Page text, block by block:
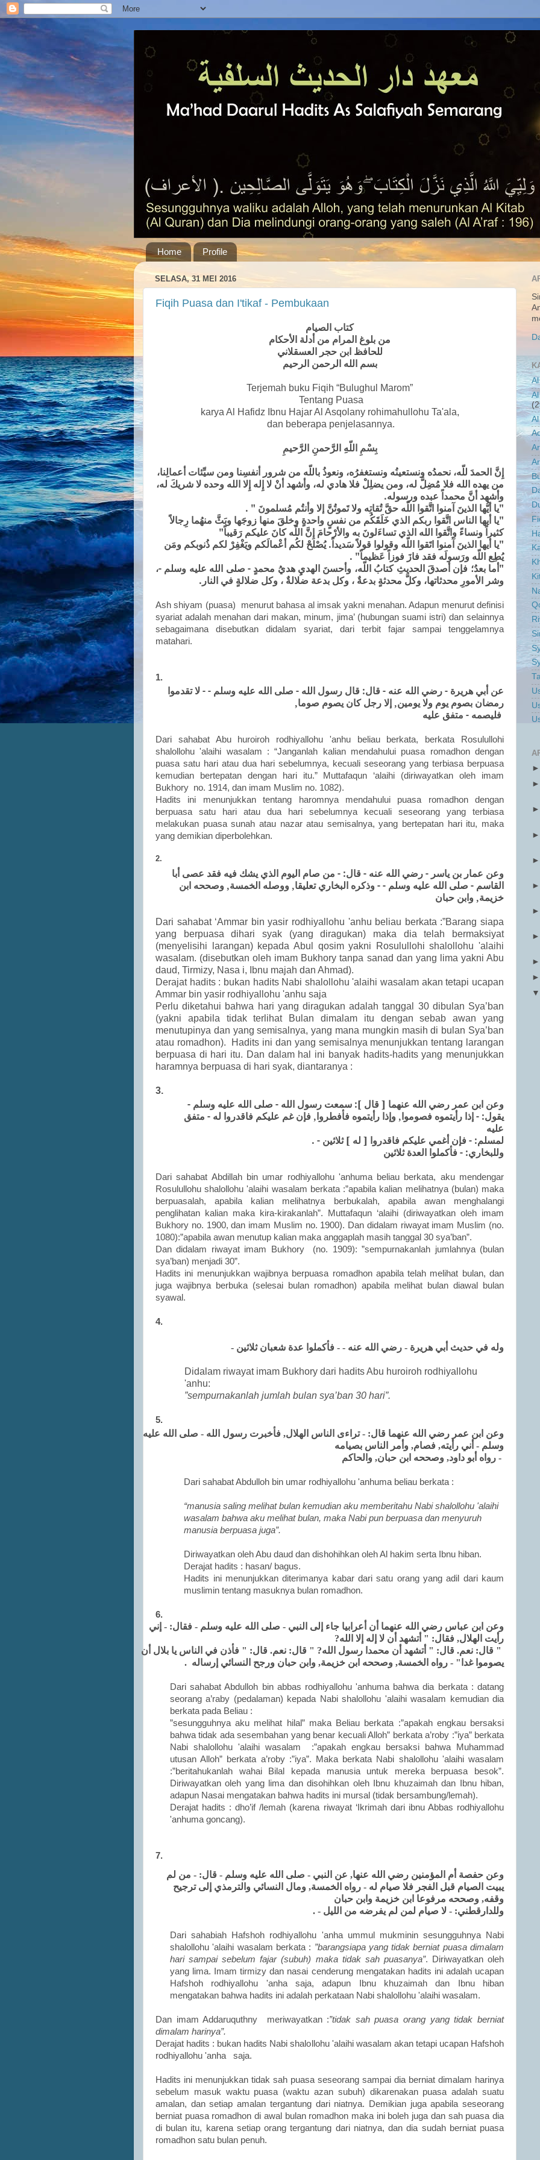
Home Profile
SELASA, 31 MEI 2016
Fiqih Puasa dan I'tikaf - Pembukaan
كتاب الصيام
من بلوغ المرام من أدلة الأحكام
للحافظ ابن حجر العسقلاني
بسم الله الرحمن الرحيم
Terjemah buku Fiqih “Bulughul Marom”
Tentang Puasa
karya Al Hafidz Ibnu Hajar Al Asqolany rohimahullohu Ta'ala,
dan beberapa penjelasannya.
بِسْمِ اللّهِ الرَّحمنِ الرَّحيمِ
إِنَّ الحمدَ للّه، نحمدُه ونستعينُه ونستغفرُه، ونعوذُ باللّه من شرور أنفسِنا ومن سيِّئات أعمالِنا،
من يهده الله فلا مُضِلَّ له، ومن يضلِلْ فلا هادي له، وأشهد أنْ لا إِله إِلا الله وحده لا شريكَ له،
وأشهد أنَّ محمداً عبده ورسوله.
"يا أيُّها الذينَ آمنوا اتَّقوا اللّه حقَّ تُقاتِه ولا تَموتُنَّ إلا وأنتُم مُسلمونَ " .
"يا أيها الناس اتَّقوا ربكم الذي خَلَقَكُم من نفسٍ واحدةٍ وخلقَ منها زوجَها وبَثَّ منهُما رِجالاً
كثيراً ونساءً واتَّقوا الله الذي تساءَلونَ به والأرْحامَ إِنَّ اللّه كانَ عليكم رَقيباً"
"يا أيها الذينَ آمنوا اتَقوا اللّه وقولوا قولاً سَديداً. يُصْلحْ لكُم أعْمالَكم ويَغْفِرْ لكم ذُنوبكم ومَن
يُطِع اللّه ورَسولَه فقد فازَ فوزاً عَظيماً" .
"أما بعدُ؛ فإن أصدقَ الحديثِ كتابُ اللّه، وأحسنَ الهديِ هديُ محمدٍ - صلى الله عليه وسلم -،
وشر الأمورِ محدثاتها، وكلَّ محدثةٍ بدعةٌ ، وكل بدعة ضلالةٌ ، وكل ضلالةٍ في النار .
Ash shiyam (puasa) menurut bahasa al imsak yakni menahan. Adapun menurut definisi
syariat adalah menahan dari makan, minum, jima’ (hubungan suami istri) dan selainnya
sebagaimana disebutkan didalam syariat, dari terbit fajar sampai tenggelamnya
matahari.
1.
عن أبي هريرة - رضي الله عنه - قال: قال رسول الله - صلى الله عليه وسلم - - لا تقدموا
رمضان بصوم يوم ولا يومين, إلا رجل كان يصوم صوما,
فليصمه - متفق عليه
Dari sahabat Abu huroiroh rodhiyallohu 'anhu beliau berkata, berkata Rosulullohi
shalollohu 'alaihi wasalam : “Janganlah kalian mendahului puasa romadhon dengan
puasa satu hari atau dua hari sebelumnya, kecuali seseorang yang terbiasa berpuasa
kemudian bertepatan dengan hari itu.” Muttafaqun ‘alaihi (diriwayatkan oleh imam
Bukhory no. 1914, dan imam Muslim no. 1082).
Hadits ini menunjukkan tentang haromnya mendahului puasa romadhon dengan
berpuasa satu hari atau dua hari sebelumnya kecuali seseorang yang terbiasa
melakukan puasa sunah atau nazar atau semisalnya, yang bertepatan hari itu, maka
yang demikian diperbolehkan.
2.
وعن عمار بن ياسر - رضي الله عنه - قال: - من صام اليوم الذي يشك فيه فقد عصى أبا
القاسم - صلى الله عليه وسلم - - وذكره البخاري تعليقا, ووصله الخمسة, وصححه ابن
خزيمة, وابن حبان
Dari sahabat ‘Ammar bin yasir rodhiyallohu 'anhu beliau berkata :”Barang siapa
yang berpuasa dihari syak (yang diragukan) maka dia telah bermaksiyat
(menyelisihi larangan) kepada Abul qosim yakni Rosulullohi shalollohu 'alaihi
wasalam. (disebutkan oleh imam Bukhory tanpa sanad dan yang lima yakni Abu
daud, Tirmizy, Nasa i, Ibnu majah dan Ahmad).
Derajat hadits : bukan hadits Nabi shalollohu 'alaihi wasalam akan tetapi ucapan
Ammar bin yasir rodhiyallohu 'anhu saja
Perlu diketahui bahwa hari yang diragukan adalah tanggal 30 dibulan Sya’ban
(yakni apabila tidak terlihat Bulan dimalam itu dengan sebab awan yang
menutupinya dan yang semisalnya, yang mana mungkin masih di bulan Sya’ban
atau romadhon). Hadits ini dan yang semisalnya menunjukkan tentang larangan
berpuasa di hari itu. Dan dalam hal ini banyak hadits-hadits yang menunjukkan
haramnya berpuasa di hari syak, diantaranya :
3.
وعن ابن عمر رضي الله عنهما [ قال ]: سمعت رسول الله - صلى الله عليه وسلم -
يقول: - إذا رأيتموه فصوموا, وإذا رأيتموه فأفطروا, فإن غم عليكم فاقدروا له - متفق
عليه
لمسلم: - فإن أغمي عليكم فاقدروا [ له ] ثلاثين - .
وللبخاري: - فأكملوا العدة ثلاثين
Dari sahabat Abdillah bin umar rodhiyallohu 'anhuma beliau berkata, aku mendengar
Rosulullohu shalollohu 'alaihi wasalam berkata :”apabila kalian melihatnya (bulan) maka
berpuasalah, apabila kalian melihatnya berbukalah, apabila awan menghalangi
penglihatan kalian maka kira-kirakanlah”. Muttafaqun ‘alaihi (diriwayatkan oleh imam
Bukhory no. 1900, dan imam Muslim no. 1900). Dan didalam riwayat imam Muslim (no.
1080):”apabila awan menutup kalian maka anggaplah masih tanggal 30 sya’ban”.
Dan didalam riwayat imam Bukhory (no. 1909): ”sempurnakanlah jumlahnya (bulan
sya’ban) menjadi 30”.
Hadits ini menunjukkan wajibnya berpuasa romadhon apabila telah melihat bulan, dan
juga wajibnya berbuka (selesai bulan romadhon) apabila melihat bulan diawal bulan
syawal.
4.
وله في حديث أبي هريرة - رضي الله عنه - - فأكملوا عدة شعبان ثلاثين -
Didalam riwayat imam Bukhory dari hadits Abu huroiroh rodhiyallohu
'anhu:
”sempurnakanlah jumlah bulan sya’ban 30 hari”.
5.
وعن ابن عمر رضي الله عنهما قال: - تراءى الناس الهلال, فأخبرت رسول الله - صلى الله عليه
وسلم - أني رأيته, فصام, وأمر الناس بصيامه
- رواه أبو داود, وصححه ابن حبان, والحاكم
Dari sahabat Abdulloh bin umar rodhiyallohu 'anhuma beliau berkata :
“manusia saling melihat bulan kemudian aku memberitahu Nabi shalollohu 'alaihi
wasalam bahwa aku melihat bulan, maka Nabi pun berpuasa dan menyuruh
manusia berpuasa juga”.
Diriwayatkan oleh Abu daud dan dishohihkan oleh Al hakim serta Ibnu hiban.
Derajat hadits : hasan/ bagus.
Hadits ini menunjukkan diterimanya kabar dari satu orang yang adil dari kaum
muslimin tentang masuknya bulan romadhon.
6.
وعن ابن عباس رضي الله عنهما أن أعرابيا جاء إلى النبي - صلى الله عليه وسلم - فقال: - إني
رأيت الهلال, فقال: " أتشهد أن لا إله إلا الله?
" قال: نعم. قال: " أتشهد أن محمدا رسول الله? " قال: نعم. قال: " فأذن في الناس يا بلال أن
يصوموا غدا" - رواه الخمسة, وصححه ابن خزيمة, وابن حبان ورجح النسائي إرساله .
Dari sahabat Abdulloh bin abbas rodhiyallohu 'anhuma bahwa dia berkata : datang
seorang a’raby (pedalaman) kepada Nabi shalollohu 'alaihi wasalam kemudian dia
berkata pada Beliau :
”sesungguhnya aku melihat hilal” maka Beliau berkata :”apakah engkau bersaksi
bahwa tidak ada sesembahan yang benar kecuali Alloh” berkata a’roby :”iya” berkata
Nabi shalollohu 'alaihi wasalam :”apakah engkau bersaksi bahwa Muhammad
utusan Alloh” berkata a’roby :”iya”. Maka berkata Nabi shalollohu 'alaihi wasalam
:”beritahukanlah wahai Bilal kepada manusia untuk mereka berpuasa besok”.
Diriwayatkan oleh yang lima dan disohihkan oleh Ibnu khuzaimah dan Ibnu hiban,
adapun Nasai mengatakan bahwa hadits ini mursal (tidak bersambung/lemah).
Derajat hadits : dho’if /lemah (karena riwayat ‘Ikrimah dari ibnu Abbas rodhiyallohu
'anhuma goncang).
7.
وعن حفصة أم المؤمنين رضي الله عنها, عن النبي - صلى الله عليه وسلم - قال: - من لم
يبيت الصيام قبل الفجر فلا صيام له - رواه الخمسة, ومال النسائي والترمذي إلى ترجيح
وقفه, وصححه مرفوعا ابن خزيمة وابن حبان
وللدارقطني: - لا صيام لمن لم يفرضه من الليل - .
Dari sahabiah Hafshoh rodhiyallohu 'anha ummul mukminin sesungguhnya Nabi
shalollohu 'alaihi wasalam berkata : ”barangsiapa yang tidak berniat puasa dimalam
hari sampai sebelum fajar (subuh) maka tidak sah puasanya”. Diriwayatkan oleh
yang lima. Imam tirmizy dan nasai cenderung mengatakan hadits ini adalah ucapan
Hafshoh rodhiyallohu 'anha saja, adapun Ibnu khuzaimah dan Ibnu hiban
mengatakan bahwa hadits ini adalah perkataan Nabi shalollohu 'alaihi wasalam.
Dan imam Addaruquthny meriwayatkan :”tidak sah puasa orang yang tidak berniat
dimalam harinya”.
Derajat hadits : bukan hadits Nabi shalollohu 'alaihi wasalam akan tetapi ucapan Hafshoh
rodhiyallohu 'anha
saja.
Hadits ini menunjukkan tidak sah puasa seseorang sampai dia berniat dimalam harinya
sebelum masuk waktu puasa (waktu azan subuh) dikarenakan puasa adalah suatu
amalan, dan setiap amalan tergantung dari niatnya. Demikian juga apabila seseorang
berniat puasa romadhon di awal bulan romadhon maka ini boleh juga dan sah puasa dia
di bulan itu, karena setiap orang tergantung dari niatnya, dan dia sudah berniat puasa
romadhon satu bulan penuh.
►
►
►
►
►
►
►
►
►
►
▼